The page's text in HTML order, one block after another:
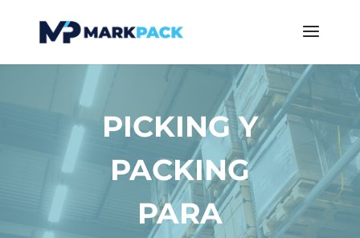
PICKING Y
PACKING
PARA